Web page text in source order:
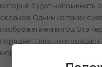
который будет напоминать
океанов. Одним из таких
изображением китов. Эта
порадует глаз, но и
морским обитателям.